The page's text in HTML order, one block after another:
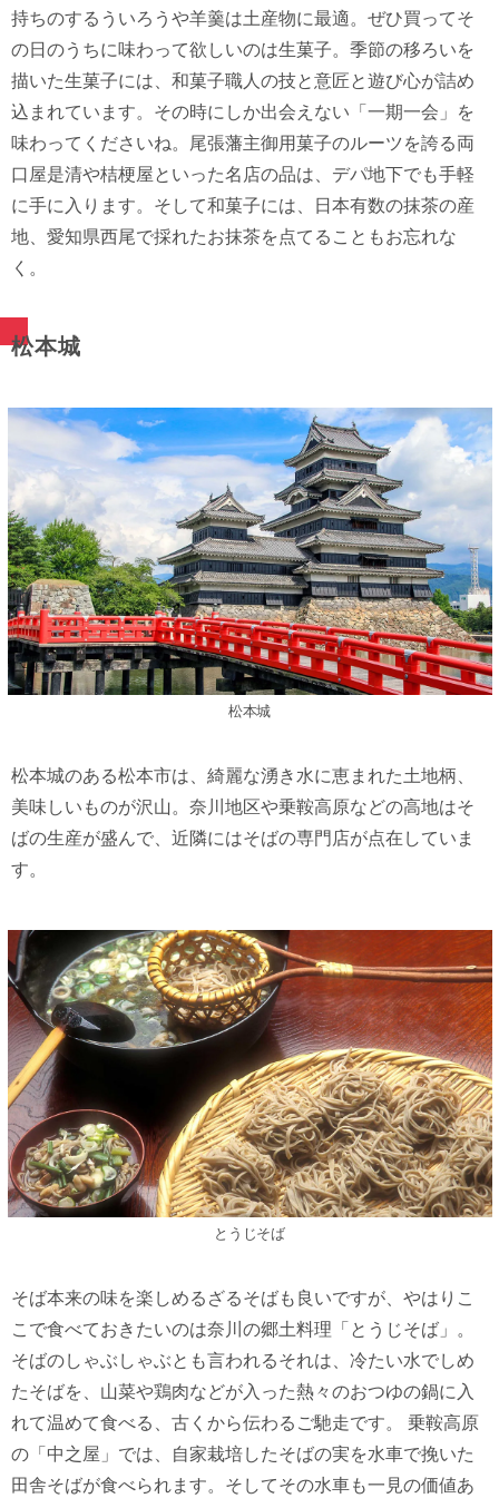
持ちのするういろうや羊羹は土産物に最適。ぜひ買ってそ
の日のうちに味わって欲しいのは生菓子。季節の移ろいを
描いた生菓子には、和菓子職人の技と意匠と遊び心が詰め
込まれています。その時にしか出会えない「一期一会」を
味わってくださいね。尾張藩主御用菓子のルーツを誇る両
口屋是清や桔梗屋といった名店の品は、デパ地下でも手軽
に手に入ります。そして和菓子には、日本有数の抹茶の産
地、愛知県西尾で採れたお抹茶を点てることもお忘れな
く。
松本城
松本城
松本城のある松本市は、綺麗な湧き水に恵まれた土地柄、
美味しいものが沢山。奈川地区や乗鞍高原などの高地はそ
ばの生産が盛んで、近隣にはそばの専門店が点在していま
す。
とうじそば
そば本来の味を楽しめるざるそばも良いですが、やはりこ
こで食べておきたいのは奈川の郷土料理「とうじそば」。
そばのしゃぶしゃぶとも言われるそれは、冷たい水でしめ
たそばを、山菜や鶏肉などが入った熱々のおつゆの鍋に入
れて温めて食べる、古くから伝わるご馳走です。 乗鞍高原
の「中之屋」では、自家栽培したそばの実を水車で挽いた
田舎そばが食べられます。そしてその水車も一見の価値あ